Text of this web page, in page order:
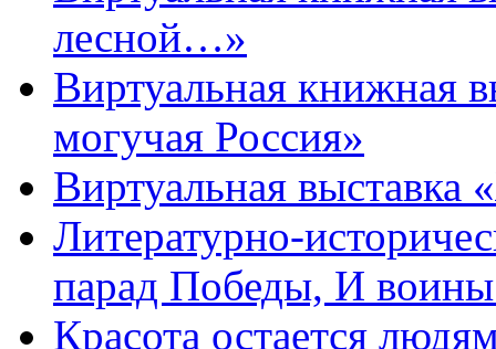
лесной…»
Виртуальная книжная
могучая Россия»
Виртуальная
Литературно-
парад Победы, И
Красота остается